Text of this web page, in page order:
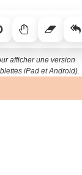
afficher une version
iPad et Android).